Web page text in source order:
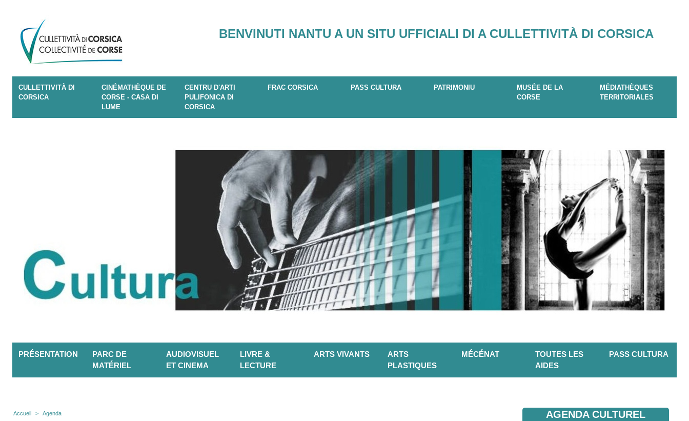
BENVINUTI NANTU A UN SITU UFFICIALI DI A CULLETTIVITÀ DI CORSICA
CULLETTIVITÀ DI
CORSICA
CINÉMATHÈQUE DE
CORSE - CASA DI
LUME
CENTRU D'ARTI
PULIFONICA DI
CORSICA
FRAC CORSICA PASS CULTURA PATRIMONIU
MUSÉE DE LA
CORSE
MÉDIATHÈQUES
TERRITORIALES
PRÉSENTATION
PARC DE
MATÉRIEL
AUDIOVISUEL
ET CINEMA
LIVRE &
LECTURE
ARTS VIVANTS
ARTS
PLASTIQUES
MÉCÉNAT
TOUTES LES
AIDES
PASS CULTURA
Accueil > Agenda AGENDA CULTUREL